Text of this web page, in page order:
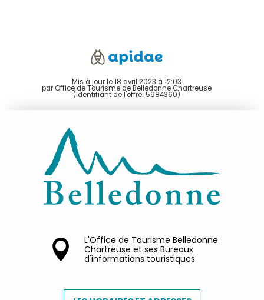
Mis à jour le 18 avril 2023 à 12:03
par Office de Tourisme de Belledonne Chartreuse
(Identifiant de l'offre: 5984360)
L'Office de Tourisme Belledonne
Chartreuse et ses Bureaux
d'informations touristiques